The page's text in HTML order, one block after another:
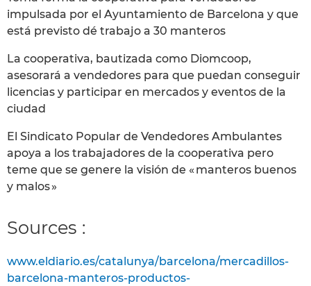
impulsada por el Ayuntamiento de Barcelona y que
está previsto dé trabajo a 30 manteros
La cooperativa, bautizada como Diomcoop,
asesorará a vendedores para que puedan conseguir
licencias y participar en mercados y eventos de la
ciudad
El Sindicato Popular de Vendedores Ambulantes
apoya a los trabajadores de la cooperativa pero
teme que se genere la visión de « manteros buenos
y malos »
Sources :
www.eldiario.es/catalunya/barcelona/mercadillos-
barcelona-manteros-productos-